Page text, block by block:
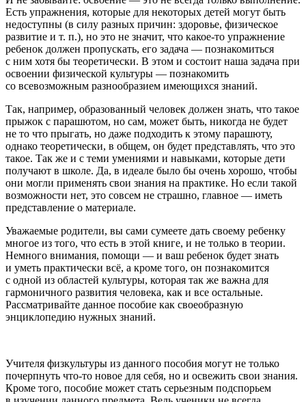
Есть упражнения, которые для некоторых детей могут быть
недоступны (в силу разных причин: здоровье, физическое
развитие и т. п.), но это не значит, что какое-то упражнение
ребенок должен пропускать, его задача — познакомиться
с ним хотя бы теоретически. В этом и состоит наша задача при
освоении физической культуры — познакомить
со всевозможным разнообразием имеющихся знаний.
Так, например, образованный человек должен знать, что такое
прыжок с парашютом, но сам, может быть, никогда не будет
не то что прыгать, но даже подходить к этому парашюту,
однако теоретически, в общем, он будет представлять, что это
такое. Так же и с теми умениями и навыками, которые дети
получают в школе. Да, в идеале было бы очень хорошо, чтобы
они могли применять свои знания на практике. Но если такой
возможности нет, это совсем не страшно, главное — иметь
представление о материале.
Уважаемые родители, вы сами сумеете дать своему ребенку
многое из того, что есть в этой книге, и не только в теории.
Немного внимания, помощи — и ваш ребенок будет знать
и уметь практически всё, а кроме того, он познакомится
с одной из областей культуры, которая так же важна для
гармоничного развития человека, как и все остальные.
Рассматривайте данное пособие как своеобразную
энциклопедию нужных знаний.
Учителя физкультуры из данного пособия могут не только
почерпнуть что-то новое для себя, но и освежить свои знания.
Кроме того, пособие может стать серьезным подспорьем